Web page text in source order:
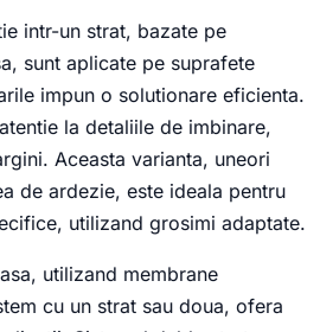
intr-un strat, bazate pe
sunt aplicate pe suprafete
impun o solutionare eficienta.
la detaliile de imbinare,
Aceasta varianta, uneori
de ardezie, este ideala pentru
utilizand grosimi adaptate.
utilizand membrane
cu un strat sau doua, ofera